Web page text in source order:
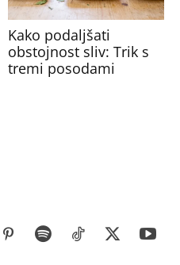
Kako podaljšati
obstojnost sliv: Trik s
tremi posodami